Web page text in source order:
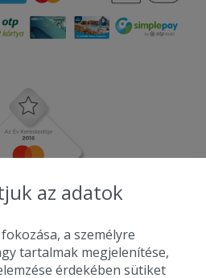
az adatok
a személyre
tartalmak megjelenítése,
érdekében sütiket